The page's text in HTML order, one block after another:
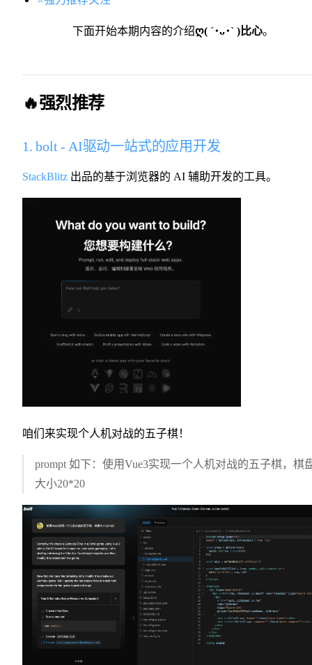
下面开始本期内容的介绍ღ( ´･ᴗ･` )比心。
🔥强烈推荐
1. bolt - AI驱动一站式的应用开发
StackBlitz 出品的基于浏览器的 AI 辅助开发的工具。
咱们来实现个人机对战的五子棋！
prompt 如下：使用Vue3实现一个人机对战的五子棋，棋
大小20*20